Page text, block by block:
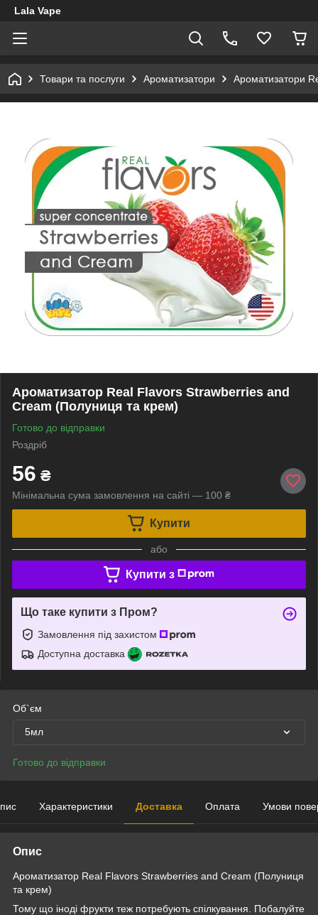
Lala Vape
Товари та послуги Ароматизатори Ароматизатори
Ароматизатор Real Flavors Strawberries and
Cream (Полуниця та крем)
Готово до відправки
Роздріб
56 ₴
Мінімальна сума замовлення на сайті — 100 ₴
Купити
або
Купити з
Що таке купити з Пром?
Замовлення під захистом
Доступна доставка
Об`єм
5мл
Готово до відправки
Характеристики Доставка Оплата Умови
Опис
Ароматизатор Real Flavors Strawberries and Cream (Полуниця
та крем)
Тому що іноді фрукти теж потребують спілкування. Побалуйте